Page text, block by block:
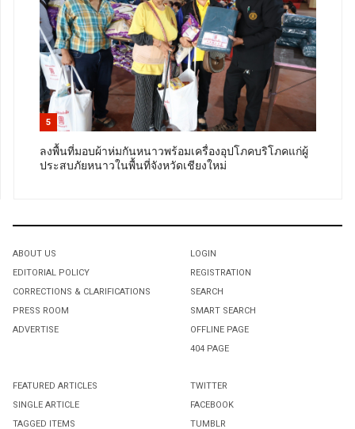
5
ลงพื้นที่มอบผ้าห่มกันหนาวพร้อมเครื่องอุปโภคบริโภคแก่ผู้
ประสบภัยหนาวในพื้นที่จังหวัดเชียงใหม่
ABOUT US
EDITORIAL POLICY
CORRECTIONS & CLARIFICATIONS
PRESS ROOM
ADVERTISE
LOGIN
REGISTRATION
SEARCH
SMART SEARCH
OFFLINE PAGE
404 PAGE
FEATURED ARTICLES
SINGLE ARTICLE
TAGGED ITEMS
TWITTER
FACEBOOK
TUMBLR